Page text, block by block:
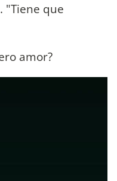
"Tiene que
amor?